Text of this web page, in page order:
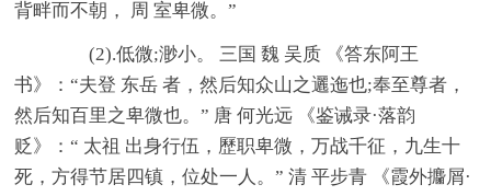
背畔而不朝， 周 室卑微。”
(2).低微;渺小。 三国 魏 吴质 《答东阿王
书》：“夫登 东岳 者，然后知众山之邐迤也;奉至尊者，
然后知百里之卑微也。” 唐 何光远 《鉴诫录·落韵
贬》：“ 太祖 出身行伍，歷职卑微，万战千征，九生十
死，方得节居四镇，位处一人。” 清 平步青 《霞外攟屑·